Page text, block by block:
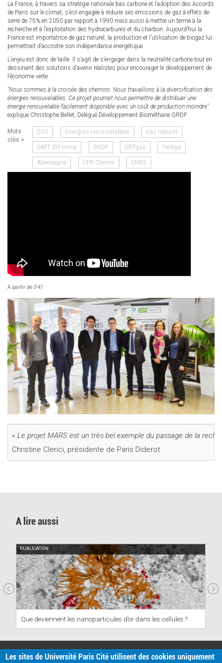
La France, à travers sa stratégie nationale bas carbone et l’adoption des Accords
de Paris sur le climat, s’est engagée à réduire ses émissions de gaz à effets de
serre de 75% en 2050 par rapport à 1990 mais aussi à mettre un terme à la
recherche et à l’exploitation des hydrocarbures et du charbon. Aujourd’hui la
France est importatrice de gaz naturel, la production et l’utilisation de biogaz lui
permettrait d’accroitre son indépendance énergétique.
L’enjeu est donc de taille. Il s’agit de s’engager dans la neutralité carbone tout en
dessinant des solutions d’avenir réalistes pour encourager le développement de
l’économie verte.
"Nous sommes à la croisée des chemins. Nous travaillons à la diversification des
énergies renouvelables. Ce projet pourrait nous permettre de distribuer une
énergie renouvelable facilement disponible avec un coût de production moindre"
explique Christophe Bellet, Délégué Développement Biométhane GRDF.
Mots
clés >
CO2 Energies renouvelables Gaz naturel
SATT IDF Innov GRDF GRTgaz Teréga
Allemagne UFR Chimie CNRS
A partir de 3'47
« Le projet MARS est un très bel exemple du passage de la
Christine Clerici, présidente de Paris Diderot
A lire aussi
PUBLICATION
Que deviennent les nanoparticules d’or dans les cellules ?
PRATIQUE
Plan d'accès
Les sites de Université Paris Cité utilisent des cookies uniquement